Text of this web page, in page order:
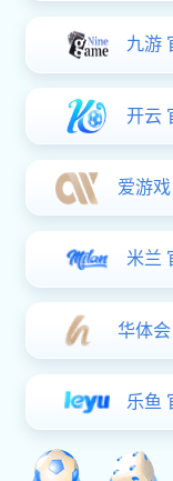
合肥
上海
华中地
区
荆州
孝感
周口
东北地
区
海城
铁岭
辽源
长春
双鸭山
齐齐哈